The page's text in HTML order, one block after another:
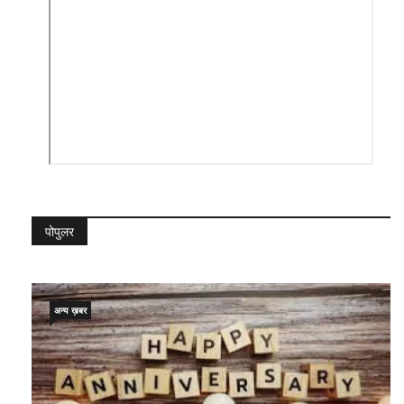
पोपुलर
अन्य ख़बर